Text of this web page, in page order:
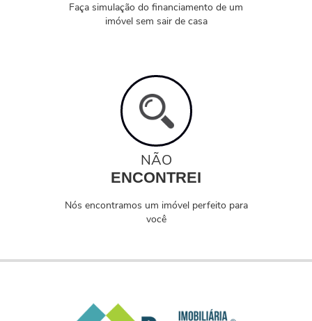
Faça simulação do financiamento de um
imóvel sem sair de casa
NÃO
ENCONTREI
Nós encontramos um imóvel perfeito para
você